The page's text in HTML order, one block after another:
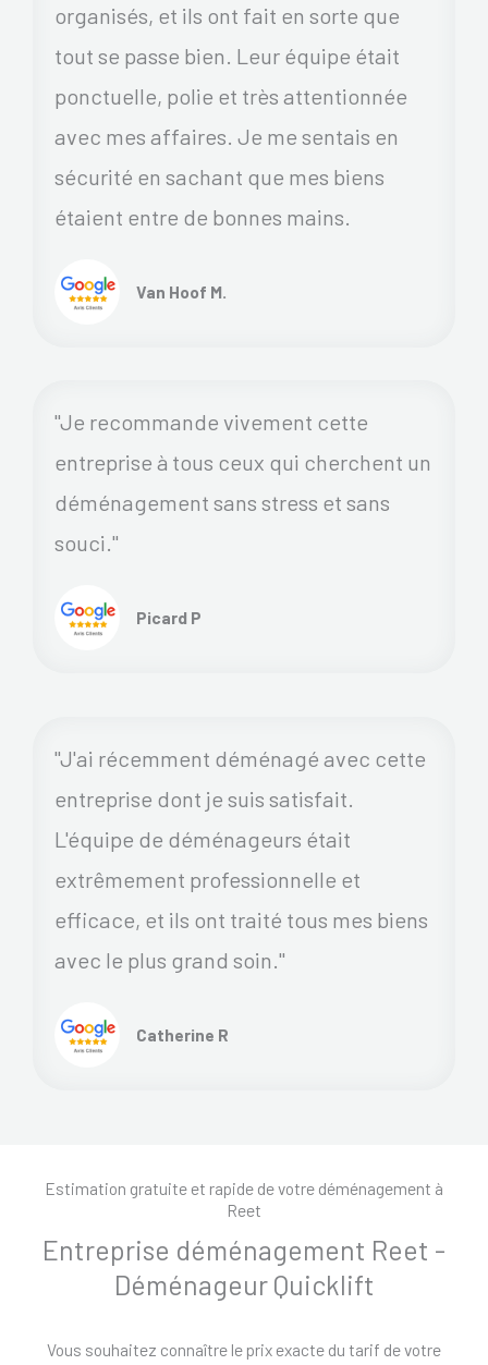
organisés, et ils ont fait en sorte que
tout se passe bien. Leur équipe était
ponctuelle, polie et très attentionnée
avec mes affaires. Je me sentais en
sécurité en sachant que mes biens
étaient entre de bonnes mains.
Van Hoof M.
"Je recommande vivement cette
entreprise à tous ceux qui cherchent un
déménagement sans stress et sans
souci."
Picard P
"J'ai récemment déménagé avec cette
entreprise dont je suis satisfait.
L'équipe de déménageurs était
extrêmement professionnelle et
efficace, et ils ont traité tous mes biens
avec le plus grand soin."
Catherine R
Estimation gratuite et rapide de votre déménagement à
Reet
Entreprise déménagement Reet -
Déménageur Quicklift
Vous souhaitez connaître le prix exacte du tarif de votre